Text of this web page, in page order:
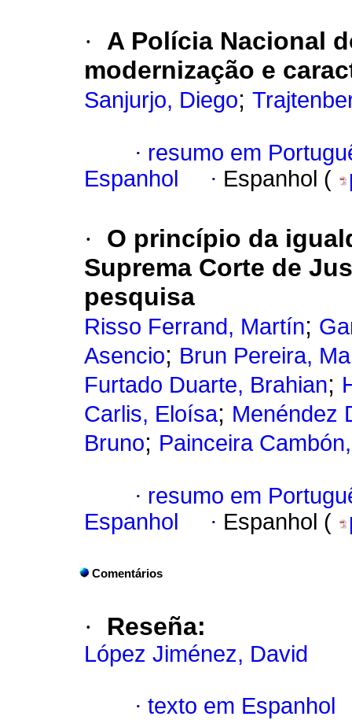
·
A Polícia Nacional
modernização e
Sanjurjo, Diego;
· resumo em
Espanhol
· Espanhol (
·
O princípio da
Suprema Corte de
pesquisa
Risso Ferrand, Martín;
Asencio; Brun Pereira,
Furtado Duarte, Brahian;
Carlis, Eloísa; Menéndez
Bruno; Painceira
· resumo em
Espanhol
· Espanhol (
Comentários
· Reseña:
López Jiménez, David
· texto em Espanhol